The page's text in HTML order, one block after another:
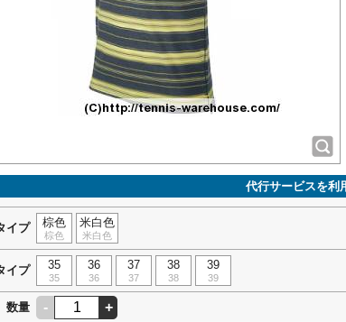
代行サービスを利
イプ 棕色
棕色
米白色
米白色
イプ 35
35
36
36
37
37
38
38
39
39
数量 - +